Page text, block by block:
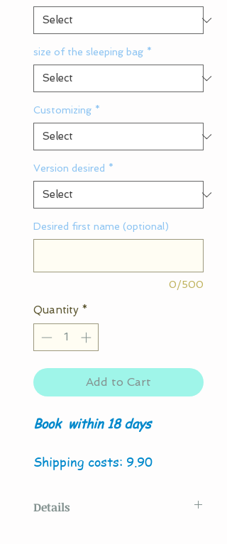
size of the sleeping bag *
Customizing *
Version desired *
Desired first name (optional)
0/500
Quantity *
Add to Cart
Book within 18 days
Shipping costs: 9.90
Details